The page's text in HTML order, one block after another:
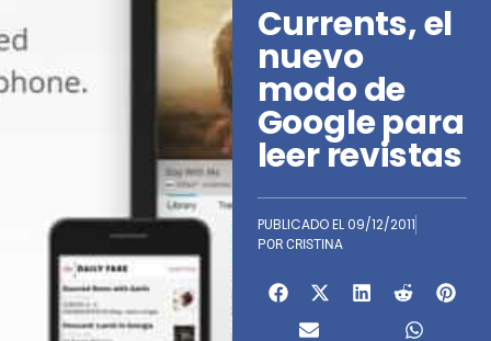
Currents, el
nuevo
modo de
Google para
leer revistas
PUBLICADO EL 09/12/2011
POR CRISTINA